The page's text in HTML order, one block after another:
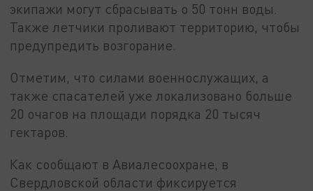
экипажи могут сбрасывать о 50 тонн воды.
Также летчики проливают территорию, чтобы
предупредить возгорание.
Отметим, что силами военнослужащих, а
также спасателей уже локализовано больше
20 очагов на площади порядка 20 тысяч
гектаров.
Как сообщают в Авиалесоохране, в
Свердловской области фиксируется